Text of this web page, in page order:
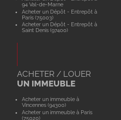
94 Val-de-Marne
Acheter un Dépôt - Entrepôt à
Paris (75003)
Acheter un Dépôt - Entrepôt à
Saint Denis (97400)
ACHETER / LOUER
UN IMMEUBLE
Acheter un immeuble à
Vincennes (94300)
Acheter un immeuble à Paris
(75020)